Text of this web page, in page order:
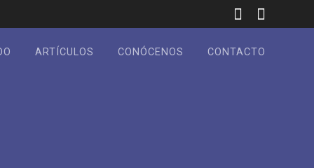
ARTÍCULOS CONÓCENOS CONTACTO